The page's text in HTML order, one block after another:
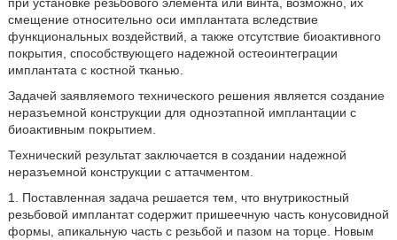
смещение относительно оси имплантата вследствие
функциональных воздействий, а также отсутствие биоактивного
покрытия, способствующего надежной остеоинтеграции
имплантата с костной тканью.
Задачей заявляемого технического решения является создание
неразъемной конструкции для одноэтапной имплантации с
биоактивным покрытием.
Технический результат заключается в создании надежной
неразъемной конструкции с аттачментом.
1. Поставленная задача решается тем, что внутрикостный
резьбовой имплантат содержит пришеечную часть конусовидной
формы, апикальную часть с резьбой и пазом на торце. Новым